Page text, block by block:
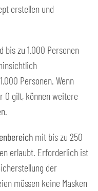
erstellen und
bis zu 1.000 Personen
Personen. Wenn
0 gilt, können weitere
mit bis zu 250
erlaubt. Erforderlich ist
der
müssen keine Masken